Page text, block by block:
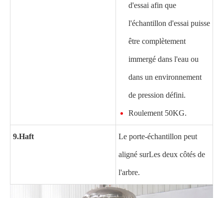
d'essai afin que
l'échantillon d'essai puisse
être complètement
immergé dans l'eau ou
dans un environnement
de pression défini.
Roulement 50KG.
9.Haft Le porte-échantillon peut
aligné surLes deux côtés de
l'arbre.